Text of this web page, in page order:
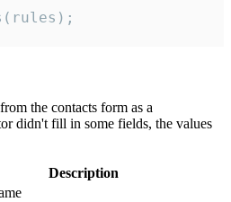
the contacts form as a
didn't fill in some fields, the values
Description